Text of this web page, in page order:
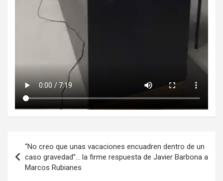
de
entradas
“No creo que unas vacaciones encuadren dentro de un
caso gravedad”… la firme respuesta de Javier Barbona a
Marcos Rubianes